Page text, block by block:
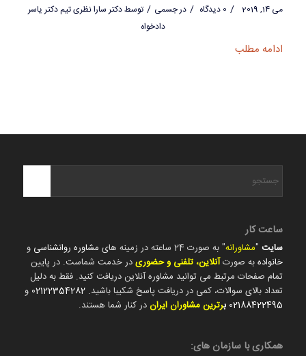
می 14, 2019 / 0 دیدگاه / درجسمی / توسطدکتر سارا نظری تیم دکتر یاسر
دادخواه
ادامه مطلب
ساعت کار
سایت"مشاورانه" به صورت 24 ساعته در زمینه های مشاوره روانشناسی و
خانوادهبه صورتآنلاین، تلفنی و حضوریدر خدمت شماست. در پایین
تمام صفحات مرتبط می توانید مشاوره آنلاین دریافت کنید. فقط به دلیل
تعداد بالای سوالات، کمی در دریافت پاسخ شکیبا باشید. 02122354282 و
02188422495 برترین مشاوران ایراندر کنار شما هستند.
همکاری با سازمان های: